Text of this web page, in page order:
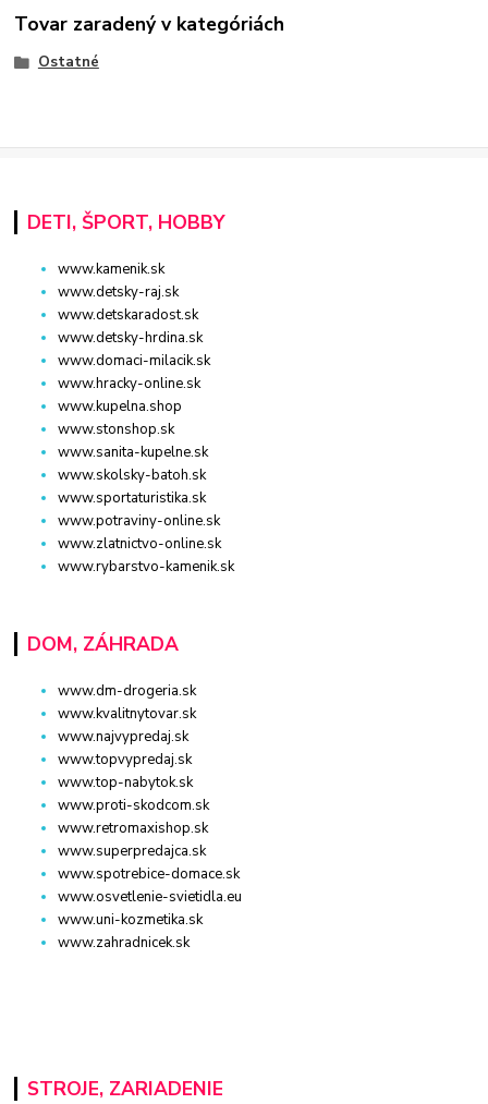
Tovar zaradený v kategóriách
Ostatné
DETI, ŠPORT, HOBBY
www.kamenik.sk
www.detsky-raj.sk
www.detskaradost.sk
www.detsky-hrdina.sk
www.domaci-milacik.sk
www.hracky-online.sk
www.kupelna.shop
www.stonshop.sk
www.sanita-kupelne.sk
www.skolsky-batoh.sk
www.sportaturistika.sk
www.potraviny-online.sk
www.zlatnictvo-online.sk
www.rybarstvo-kamenik.sk
DOM, ZÁHRADA
www.dm-drogeria.sk
www.kvalitnytovar.sk
www.najvypredaj.sk
www.topvypredaj.sk
www.top-nabytok.sk
www.proti-skodcom.sk
www.retromaxishop.sk
www.superpredajca.sk
www.spotrebice-domace.sk
www.osvetlenie-svietidla.eu
www.uni-kozmetika.sk
www.zahradnicek.sk
STROJE, ZARIADENIE